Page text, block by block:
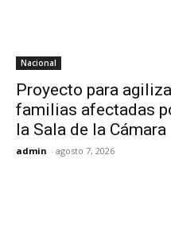
Nacional
Proyecto para
familias afectadas
la Sala de la Cámara
admin - agosto 7, 2026